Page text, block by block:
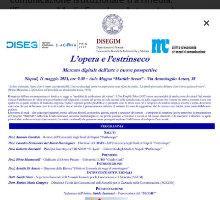
l’European Media Freedom Act contro la
strumentalizzazione politica
Paola Verrusio
Leggi l'abstract >
Il lavoro di fronte alla sfida dell’intelligenza
artificiale: la via italiana alla regolazione del
fenomeno tra opportunità e meccanismi di
tutela, individuali e collettivi
diMarcello D'Aponte
Leggi l'abstract >
Allucinazioni dell’IA e difese giudiziali al banco di
prova della lite temeraria
diGiovanni Agrusti
Leggi l'abstract >